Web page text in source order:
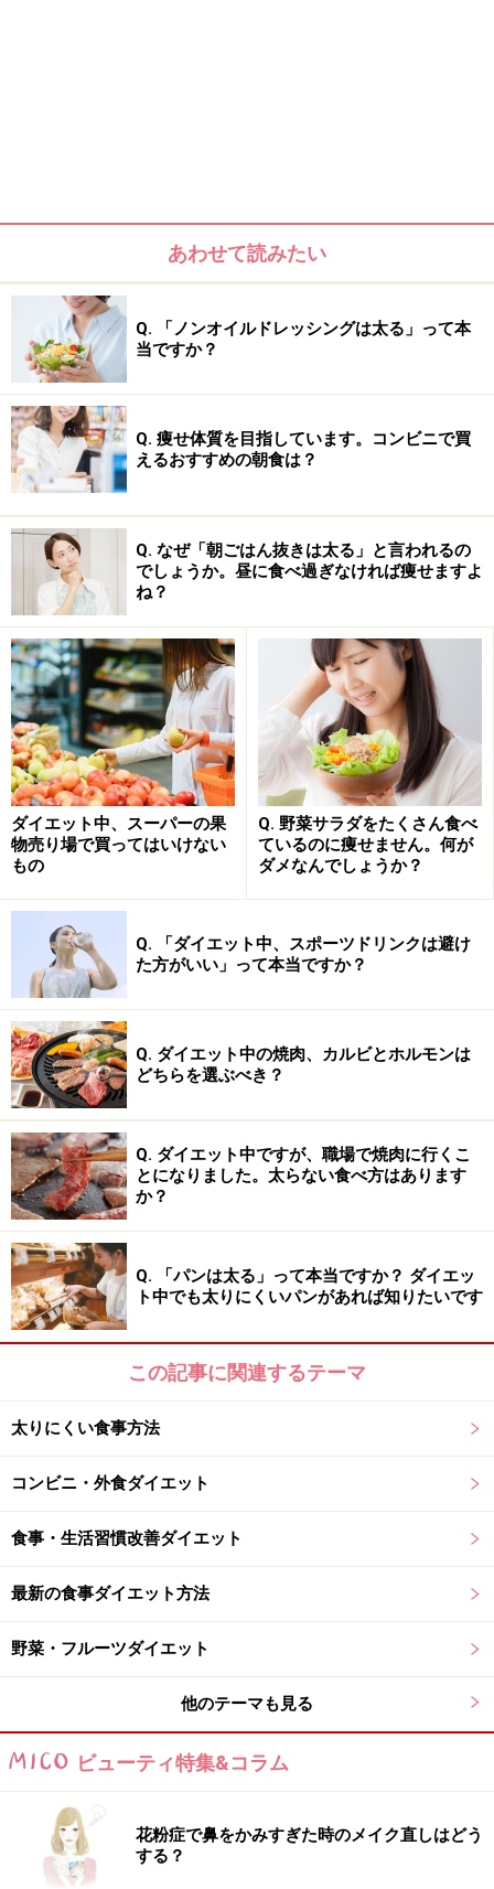
あわせて読みたい
Q. 「ノンオイルドレッシングは太る」って本
当ですか？
Q. 痩せ体質を目指しています。コンビニで買
えるおすすめの朝食は？
Q. なぜ「朝ごはん抜きは太る」と言われるの
でしょうか。昼に食べ過ぎなければ痩せますよ
ね？
ダイエット中、スーパーの果
物売り場で買ってはいけない
もの
Q. 野菜サラダをたくさん食べ
ているのに痩せません。何が
ダメなんでしょうか？
Q. 「ダイエット中、スポーツドリンクは避け
た方がいい」って本当ですか？
Q. ダイエット中の焼肉、カルビとホルモンは
どちらを選ぶべき？
Q. ダイエット中ですが、職場で焼肉に行くこ
とになりました。太らない食べ方はあります
か？
Q. 「パンは太る」って本当ですか？ ダイエッ
ト中でも太りにくいパンがあれば知りたいです
この記事に関連するテーマ
太りにくい食事方法
コンビニ・外食ダイエット
食事・生活習慣改善ダイエット
最新の食事ダイエット方法
野菜・フルーツダイエット
他のテーマも見る
ビューティ特集&コラム
花粉症で鼻をかみすぎた時のメイク直しはどう
する？